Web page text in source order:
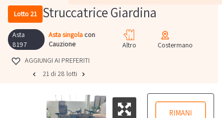
Lotto 21 Struccatrice Giardina
Asta
8197
Asta singola con
Cauzione
Altro
Costermano
AGGIUNGI AI PREFERITI
21 di 28 lotti
RIMANI